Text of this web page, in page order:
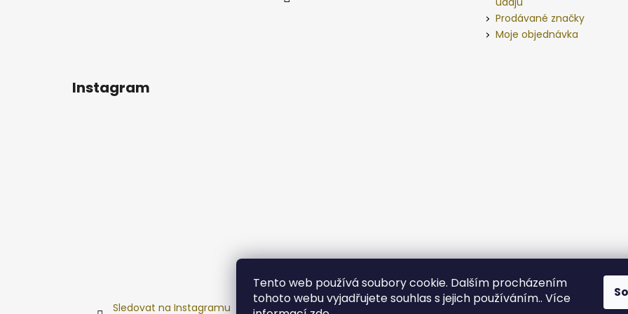
Tento web používá soubory cookie. Dalším procházením
tohoto webu vyjadřujete souhlas s jejich používáním.. Více
Prodávané značky
Moje objednávka
Instagram
Sledovat na Instagramu